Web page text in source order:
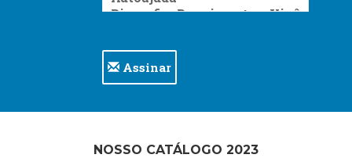
Assinar
NOSSO CATÁLOGO 2023